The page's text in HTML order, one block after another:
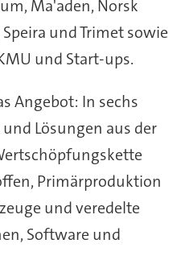
Ma'aden, Norsk
und Trimet sowie
und Start-ups.
Angebot: In sechs
Lösungen aus der
Primärproduktion
und veredelte
Software und